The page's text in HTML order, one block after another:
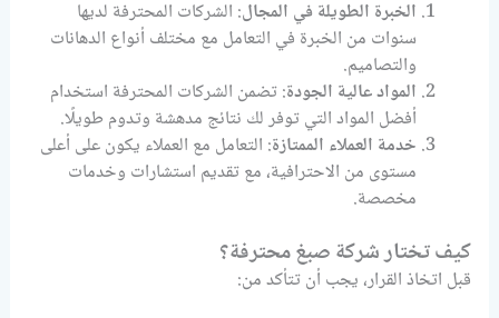
الخبرة الطويلة في المجال: الشركات المحترفة لديها
سنوات من الخبرة في التعامل مع مختلف أنواع الدهانات
والتصاميم.
المواد عالية الجودة: تضمن الشركات المحترفة استخدام
أفضل المواد التي توفر لك نتائج مدهشة وتدوم طويلًا.
خدمة العملاء الممتازة: التعامل مع العملاء يكون على أعلى
مستوى من الاحترافية، مع تقديم استشارات وخدمات
مخصصة.
كيف تختار شركة صبغ محترفة؟
قبل اتخاذ القرار، يجب أن تتأكد من: